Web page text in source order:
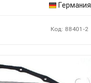
Германия
Код: 88401-2